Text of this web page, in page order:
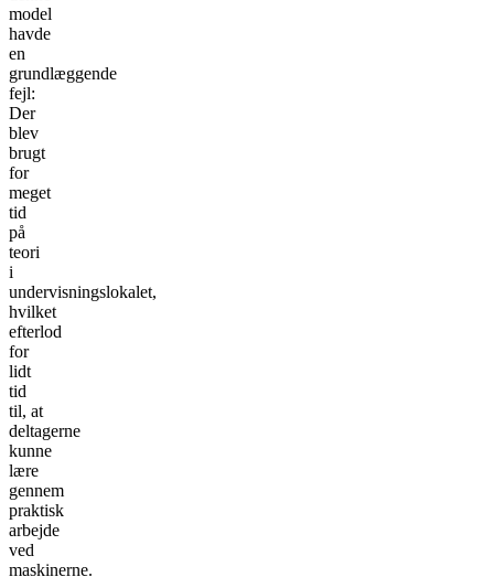
model
havde
en
grundlæggende
fejl:
Der
blev
brugt
for
meget
tid
på
teori
i
undervisningslokalet,
hvilket
efterlod
for
lidt
tid
til, at
deltagerne
kunne
lære
gennem
praktisk
arbejde
ved
maskinerne.